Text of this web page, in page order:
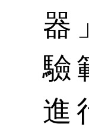
器
驗
進